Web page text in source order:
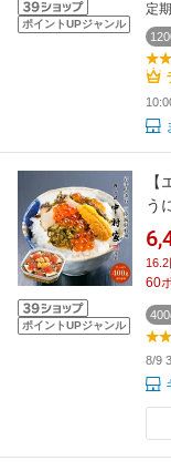
ポイントUPジャンル
定
ポイントUPジャンル
う
ま
海
入
16.2
60
8/9